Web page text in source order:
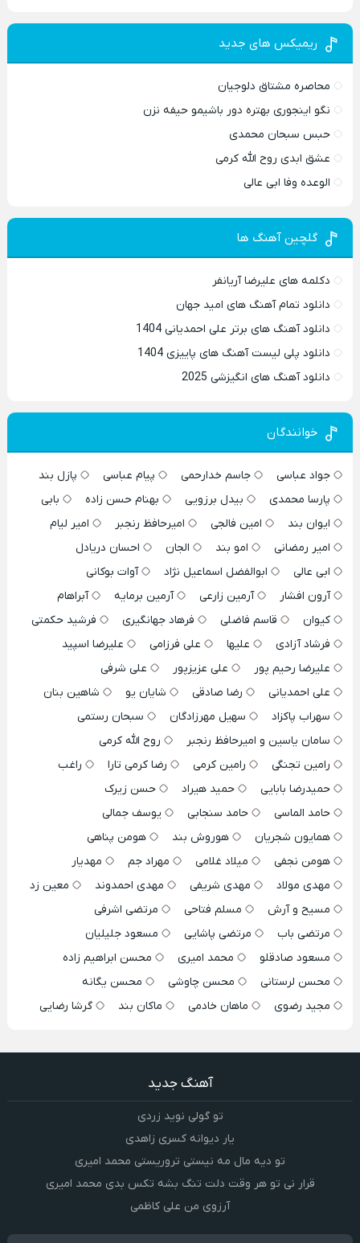
ریمیکس های جدید
محاصره مشتاق دلوجیان
نگو اینجوری بهتره دور باشیمو حیفه نزن
حبس سبحان محمدی
عشق ابدی روح الله کرمی
الوعده وفا ابی عالی
گلچین آهنگ ها
دکلمه های علیرضا آریانفر
دانلود تمام آهنگ های امید جهان
دانلود آهنگ های برتر علی احمدیانی 1404
دانلود پلی لیست آهنگ های پاییزی 1404
دانلود آهنگ های انگیزشی 2025
خوانندگان
جواد عباسی جاسم خدارحمی پیام عباسی
پازل بند
پارسا محمدی
بیدل برزویی بهنام حسن زاده
بابی
ایوان بند
امین فالجی امیرحافظ رنجبر
امیر لیام
امیر رمضانی
امو بند الجان
احسان دریادل
ابی عالی
ابوالفضل اسماعیل نژاد
آوات بوکانی
آرون افشار
آرمین زارعی آرمین برمایه
آبراهام
کیوان
قاسم فاضلی فرهاد جهانگیری
فرشید حکمتی
فرشاد آزادی
علیها علی فرزامی
علیرضا اسپید
علیرضا رحیم پور
علی عزیزپور
علی شرفی
علی احمدیانی
رضا صادقی شایان یو
شاهین بنان
سهراب پاکزاد
سهیل مهرزادگان
سبحان رستمی
سامان یاسین و امیرحافظ رنجبر
روح الله کرمی
رامین تجنگی
رامین کرمی رضا کرمی تارا
راغب
حمیدرضا بابایی
حمید هیراد
حسن زیرک
حامد الماسی
حامد سنجابی
یوسف جمالی
همایون شجریان
هوروش بند
هومن پناهی
هومن نجفی
میلاد غلامی مهراد جم
مهدیار
مهدی مولاد
مهدی شریفی مهدی احمدوند
معین زد
مسیح و آرش
مسلم فتاحی
مرتضی اشرفی
مرتضی باب
مرتضی پاشایی
مسعود جلیلیان
مسعود صادقلو
محمد امیری
محسن ابراهیم زاده
محسن لرستانی
محسن چاوشی
محسن یگانه
مجید رضوی
ماهان خادمی ماکان بند گرشا رضایی
آهنگ جدید
تو گولی نوید زردی
یار دیوانه کسری زاهدی
تو دیه مال مه نیستی تروریستی محمد امیری
قرار نی تو هر وقت دلت تنگ بشه تکس بدی محمد امیری
آرزوی من علی کاظمی